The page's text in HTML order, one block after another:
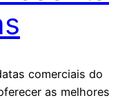
comerciais do
as melhores